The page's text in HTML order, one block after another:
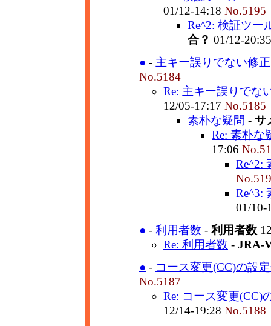
01/12-14:18 No.5195
Re^2: 検証ツー
合？ 01/12-
● - 主キー誤りでない修
No.5184
Re: 主キー誤りでな
12/05-17:17 No.5185
素朴な疑問 - サ
Re: 素朴な
17:06
Re^2:
Re^3:
01/
● - 利用者数 -利用者数
Re: 利用者数 - JRA-
● - コース変更(CC)の設
No.5187
Re: コース変更(CC)
12/14-19:28 No.5188